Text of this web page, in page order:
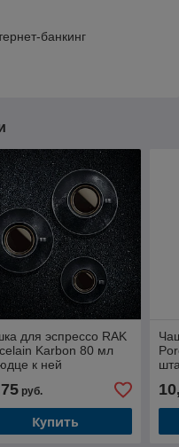
банкинг
для эспрессо RAK
Karbon 80 мл
к ней
руб.
Купить